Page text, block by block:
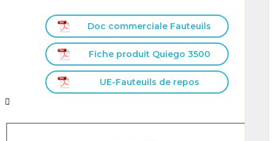

Doc commerciale Fauteuils
Fiche produit Quiego 3500
UE-Fauteuils de repos